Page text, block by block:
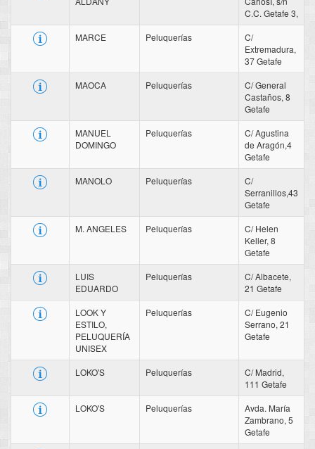
C.C. Getafe 3,
MARCE
Peluquerías
C/
Extremadura,
37 Getafe
MAOCA
Peluquerías
C/ General
Castaños, 8
Getafe
MANUEL
DOMINGO
Peluquerías
C/ Agustina
de Aragón,4
Getafe
MANOLO
Peluquerías
C/
Serranillos,43
Getafe
M. ANGELES
Peluquerías
C/ Helen
Keller, 8
Getafe
LUIS
EDUARDO
Peluquerías
C/ Albacete,
21 Getafe
LOOK Y
ESTILO,
PELUQUERÍA
UNISEX
Peluquerías
C/ Eugenio
Serrano, 21
Getafe
LOKO'S Peluquerías
C/ Madrid,
111 Getafe
LOKO'S
Peluquerías
Avda. María
Zambrano, 5
Getafe